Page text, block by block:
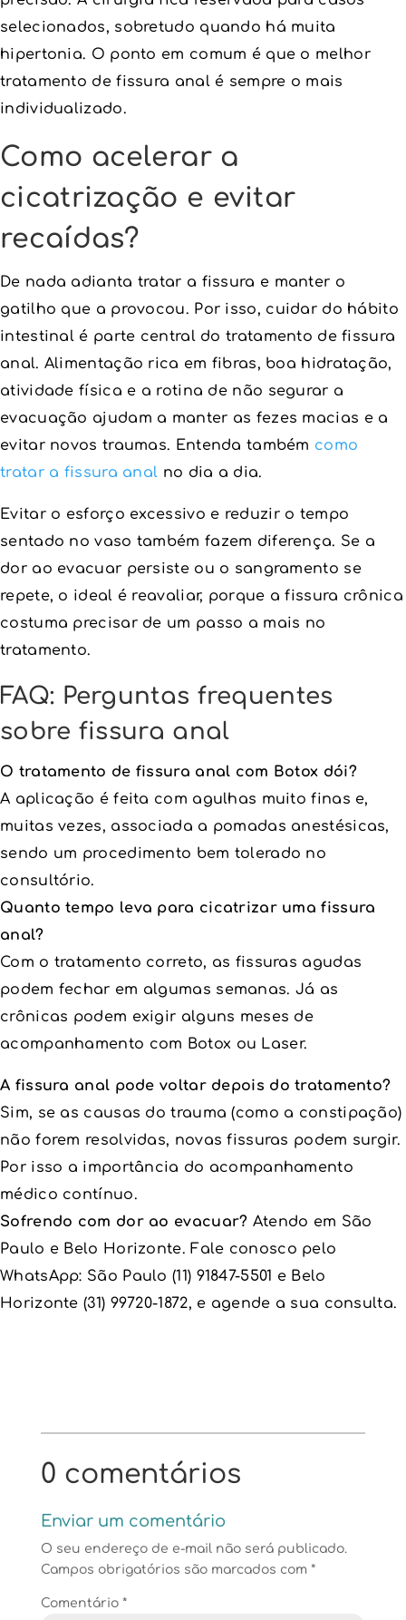
selecionados, sobretudo quando há muita
hipertonia. O ponto em comum é que o melhor
tratamento de fissura anal é sempre o mais
individualizado.
Como acelerar a
cicatrização e evitar
recaídas?
De nada adianta tratar a fissura e manter o
gatilho que a provocou. Por isso, cuidar do hábito
intestinal é parte central do tratamento de fissura
anal. Alimentação rica em fibras, boa hidratação,
atividade física e a rotina de não segurar a
evacuação ajudam a manter as fezes macias e a
evitar novos traumas. Entenda também como
tratar a fissura anal no dia a dia.
Evitar o esforço excessivo e reduzir o tempo
sentado no vaso também fazem diferença. Se a
dor ao evacuar persiste ou o sangramento se
repete, o ideal é reavaliar, porque a fissura crônica
costuma precisar de um passo a mais no
tratamento.
FAQ: Perguntas frequentes
sobre fissura anal
O tratamento de fissura anal com Botox dói?
A aplicação é feita com agulhas muito finas e,
muitas vezes, associada a pomadas anestésicas,
sendo um procedimento bem tolerado no
consultório.
Quanto tempo leva para cicatrizar uma fissura
anal?
Com o tratamento correto, as fissuras agudas
podem fechar em algumas semanas. Já as
crônicas podem exigir alguns meses de
acompanhamento com Botox ou Laser.
A fissura anal pode voltar depois do tratamento?
Sim, se as causas do trauma (como a constipação)
não forem resolvidas, novas fissuras podem surgir.
Por isso a importância do acompanhamento
médico contínuo.
Sofrendo com dor ao evacuar? Atendo em São
Paulo e Belo Horizonte. Fale conosco pelo
WhatsApp: São Paulo (11) 91847-5501 e Belo
Horizonte (31) 99720-1872, e agende a sua consulta.
0 comentários
Enviar um comentário
O seu endereço de e-mail não será publicado.
Campos obrigatórios são marcados com *
Comentário *